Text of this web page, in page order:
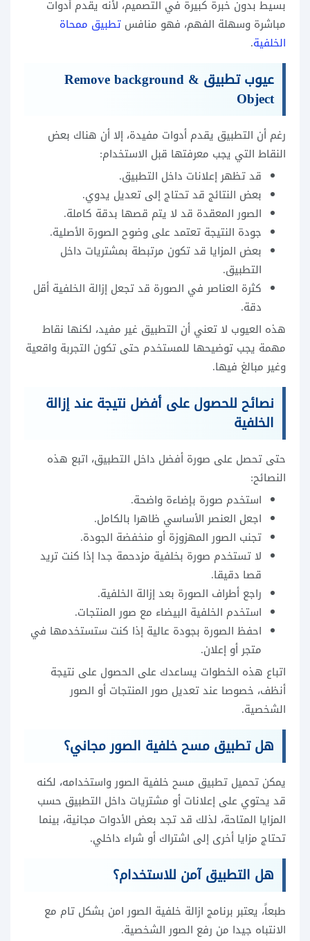
بسيط بدون خبرة كبيرة في التصميم، لأنه يقدم أدوات
مباشرة وسهلة الفهم، فهو منافس تطبيق ممحاة
الخلفية.
عيوب تطبيق Remove background &
Object
رغم أن التطبيق يقدم أدوات مفيدة، إلا أن هناك بعض
النقاط التي يجب معرفتها قبل الاستخدام:
قد تظهر إعلانات داخل التطبيق.
بعض النتائج قد تحتاج إلى تعديل يدوي.
الصور المعقدة قد لا يتم قصها بدقة كاملة.
جودة النتيجة تعتمد على وضوح الصورة الأصلية.
بعض المزايا قد تكون مرتبطة بمشتريات داخل
التطبيق.
كثرة العناصر في الصورة قد تجعل إزالة الخلفية أقل
دقة.
هذه العيوب لا تعني أن التطبيق غير مفيد، لكنها نقاط
مهمة يجب توضيحها للمستخدم حتى تكون التجربة واقعية
وغير مبالغ فيها.
نصائح للحصول على أفضل نتيجة عند إزالة
الخلفية
حتى تحصل على صورة أفضل داخل التطبيق، اتبع هذه
النصائح:
استخدم صورة بإضاءة واضحة.
اجعل العنصر الأساسي ظاهرا بالكامل.
تجنب الصور المهزوزة أو منخفضة الجودة.
لا تستخدم صورة بخلفية مزدحمة جدا إذا كنت تريد
قصا دقيقا.
راجع أطراف الصورة بعد إزالة الخلفية.
استخدم الخلفية البيضاء مع صور المنتجات.
احفظ الصورة بجودة عالية إذا كنت ستستخدمها في
متجر أو إعلان.
اتباع هذه الخطوات يساعدك على الحصول على نتيجة
أنظف، خصوصا عند تعديل صور المنتجات أو الصور
الشخصية.
هل تطبيق مسح خلفية الصور مجاني؟
يمكن تحميل تطبيق مسح خلفية الصور واستخدامه، لكنه
قد يحتوي على إعلانات أو مشتريات داخل التطبيق حسب
المزايا المتاحة، لذلك قد تجد بعض الأدوات مجانية، بينما
تحتاج مزايا أخرى إلى اشتراك أو شراء داخلي.
هل التطبيق آمن للاستخدام؟
طبعاً، يعتبر برنامج ازالة خلفية الصور امن بشكل تام مع
الانتباه جيدا من رفع الصور الشخصية.